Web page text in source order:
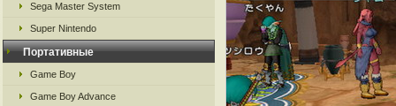
Sega Master System
Super Nintendo
Портативные
Game Boy
Game Boy Advance